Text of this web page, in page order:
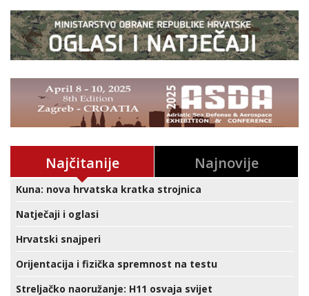
Najčitanije Najnovije
Kuna: nova hrvatska kratka strojnica
Natječaji i oglasi
Hrvatski snajperi
Orijentacija i fizička spremnost na testu
Streljačko naoružanje: H11 osvaja svijet